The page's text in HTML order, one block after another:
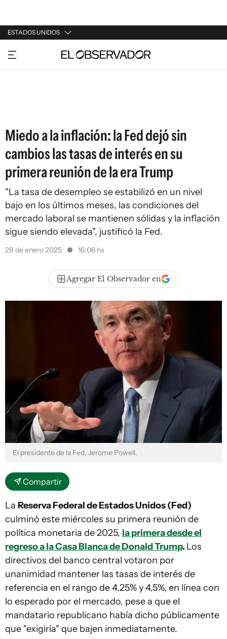
ESTADOS UNIDOS
URUGUAY
ARGENTINA
Miedo a la inflación: la Fed dejó sin
cambios las tasas de interés en su
primera reunión de la era Trump
"La tasa de desempleo se estabilizó en un nivel
bajo en los últimos meses, las condiciones del
mercado laboral se mantienen sólidas y la inflación
sigue siendo elevada", justificó la Fed.
29 de enero 2025 16:06 hs
Agregar El Observador en
El presidente de la Fed, Jerome Powell.
Compartir
La Reserva Federal de Estados Unidos (Fed)
culminó este miércoles su primera reunión de
política monetaria de 2025, la primera desde el
regreso a la Casa Blanca de Donald Trump. Los
directivos del banco central votaron por
unanimidad mantener las tasas de interés de
referencia en el rango de 4,25% y 4,5%, en línea con
lo esperado por el mercado, pese a que el
mandatario republicano había dicho públicamente
que "exigiría" que bajen inmediatamente.